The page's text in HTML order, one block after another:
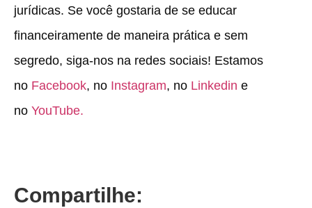
jurídicas. Se você gostaria de se educar
financeiramente de maneira prática e sem
segredo, siga-nos na redes sociais! Estamos
no Facebook, no Instagram, no Linkedin e
no YouTube.
Compartilhe: